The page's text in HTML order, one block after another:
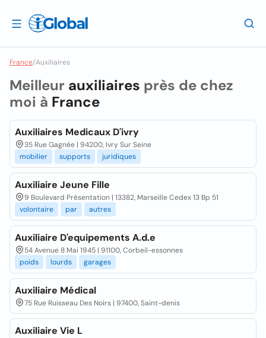
France/Auxiliaires
Meilleur auxiliaires près de chez
moi à France
Auxiliaires Medicaux D'ivry
35 Rue Gagnée | 94200, Ivry Sur Seine
mobilier
supports juridiques
Auxiliaire Jeune Fille
9 Boulevard Présentation | 13382, Marseille Cedex 13 Bp 51
volontaire
par autres
Auxiliaire D'equipements A.d.e
54 Avenue 8 Mai 1945 | 91100, Corbeil-essonnes
poids
lourds garages
Auxiliaire Médical
75 Rue Ruisseau Des Noirs | 97400, Saint-denis
Auxiliaire Vie L